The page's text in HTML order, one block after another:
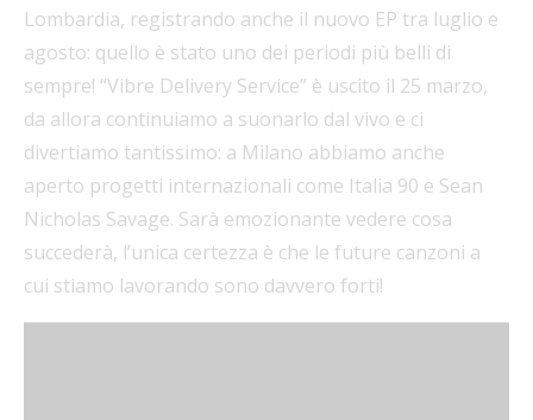
Lombardia, registrando anche il nuovo EP tra luglio e
agosto: quello è stato uno dei periodi più belli di
sempre! “Vibre Delivery Service” è uscito il 25 marzo,
da allora continuiamo a suonarlo dal vivo e ci
divertiamo tantissimo: a Milano abbiamo anche
aperto progetti internazionali come Italia 90 e Sean
Nicholas Savage. Sarà emozionante vedere cosa
succederà, l’unica certezza è che le future canzoni a
cui stiamo lavorando sono davvero forti!